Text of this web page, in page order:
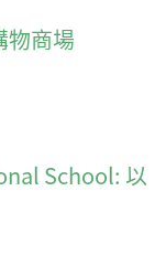
物商場
School: 以